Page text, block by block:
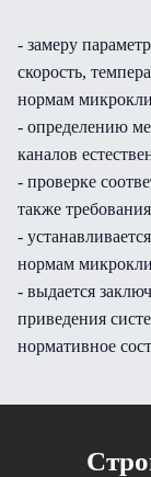
- замеру
скорость,
нормам
- определению
каналов
- проверке
также
-
нормам
- выдается
приведения
нормативное